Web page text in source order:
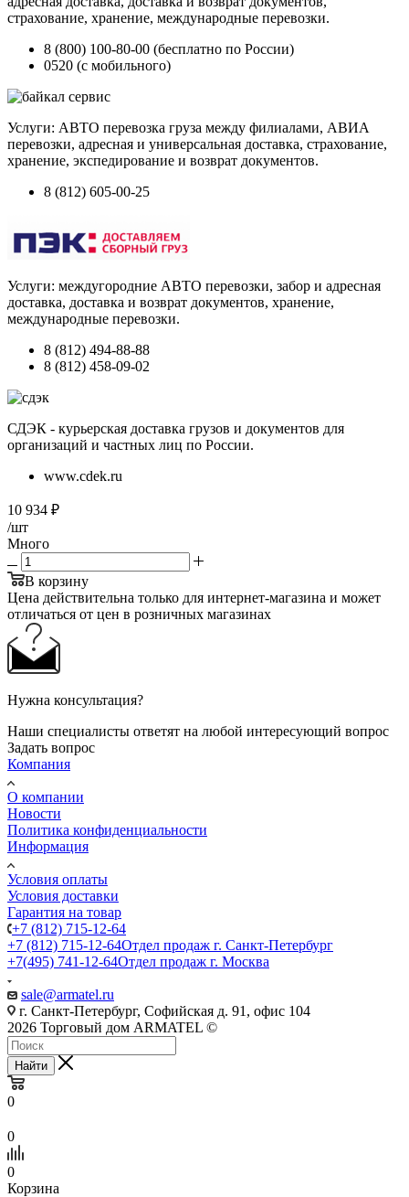
страхование, хранение, международные перевозки.
8 (800) 100-80-00 (бесплатно по России)
0520 (с мобильного)
Услуги: АВТО перевозка груза между филиалами, АВИА
перевозки, адресная и универсальная доставка, страхование,
хранение, экспедирование и возврат документов.
8 (812) 605-00-25
Услуги: междугородние АВТО перевозки, забор и адресная
доставка, доставка и возврат документов, хранение,
международные перевозки.
8 (812) 494-88-88
8 (812) 458-09-02
СДЭК - курьерская доставка грузов и документов для
организаций и частных лиц по России.
www.cdek.ru
10 934 ₽
/шт
Много
В корзину
Цена действительна только для интернет-магазина и может
отличаться от цен в розничных магазинах
Нужна консультация?
Наши специалисты ответят на любой интересующий вопрос
Задать вопрос
Компания
О компании
Новости
Политика конфиденциальности
Информация
Условия оплаты
Условия доставки
Гарантия на товар
+7 (812) 715-12-64
+7 (812) 715-12-64Отдел продаж г. Санкт-Петербург
+7(495) 741-12-64Отдел продаж г. Москва
sale@armatel.ru
г. Санкт-Петербург, Софийская д. 91, офис 104
2026 Торговый дом ARMATEL ©
Найти
0
0
0
Корзина